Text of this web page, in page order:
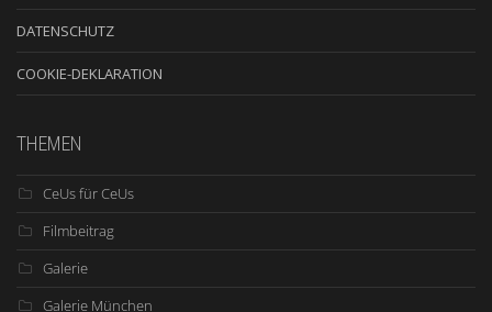
DATENSCHUTZ
COOKIE-DEKLARATION
THEMEN
CeUs für CeUs
Filmbeitrag
Galerie
Galerie München